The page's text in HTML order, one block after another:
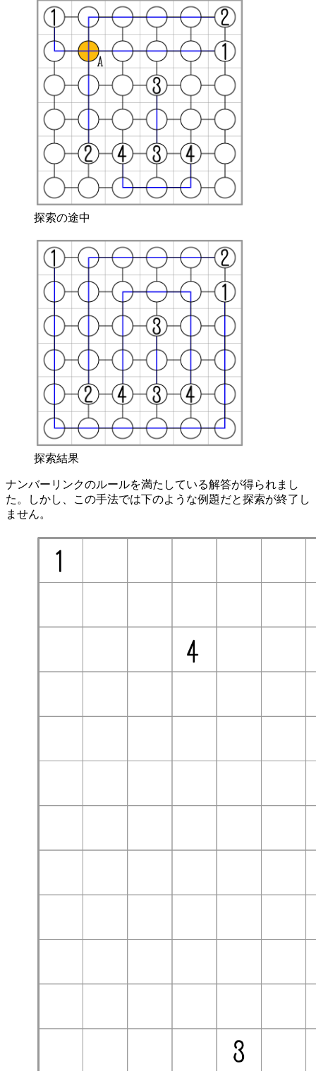
探索の途中
探索結果
ナンバーリンクのルールを満たしている解答が得られまし
た。しかし、この手法では下のような例題だと探索が終了し
ません。